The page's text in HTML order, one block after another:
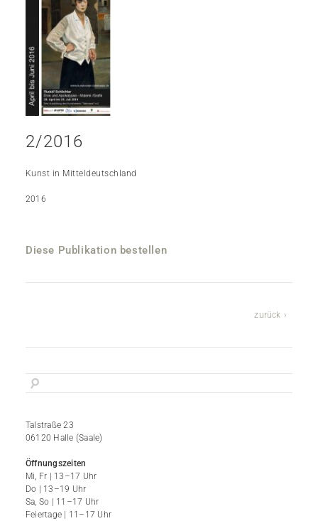
2/2016
Kunst in Mitteldeutschland
2016
Diese Publikation bestellen
zurück
Talstraße 23
06120 Halle (Saale)
Öffnungszeiten
Mi, Fr | 13–17 Uhr
Do | 13–19 Uhr
Sa, So | 11–17 Uhr
Feiertage | 11–17 Uhr